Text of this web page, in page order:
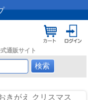
通販サイト
がえ クリスマス